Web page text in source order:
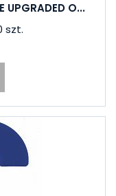
UPGRADED O...
szt.